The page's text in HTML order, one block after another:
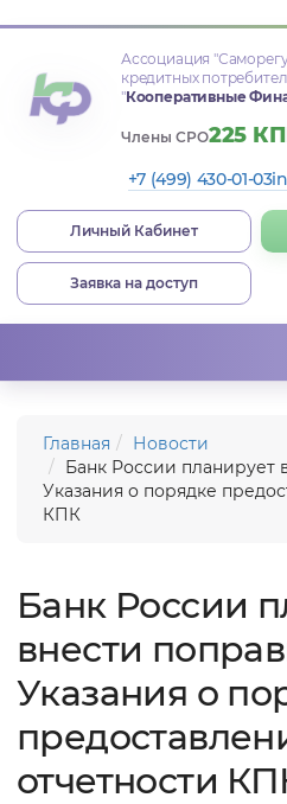
Ассоциация
кредитных
"Кооперативные
Члены СРО225
+7 (499) 430-01-03
Личный Кабинет
Заявка на доступ
Главная
Новости
Банк России планирует
Указания о порядке
КПК
Банк России
внести
Указания о
отчетности